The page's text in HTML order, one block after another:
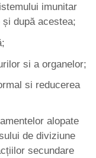
imunitar
după acestea;
si a organelor;
si reducerea
alopate
de diviziune
secundare